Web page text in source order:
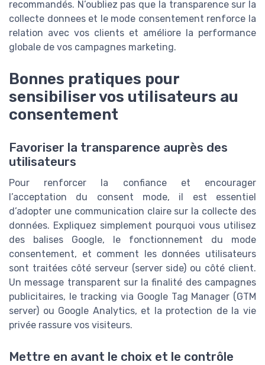
recommandés. N’oubliez pas que la transparence sur la
collecte donnees et le mode consentement renforce la
relation avec vos clients et améliore la performance
globale de vos campagnes marketing.
Bonnes pratiques pour
sensibiliser vos utilisateurs au
consentement
Favoriser la transparence auprès des
utilisateurs
Pour renforcer la confiance et encourager
l’acceptation du consent mode, il est essentiel
d’adopter une communication claire sur la collecte des
données. Expliquez simplement pourquoi vous utilisez
des balises Google, le fonctionnement du mode
consentement, et comment les données utilisateurs
sont traitées côté serveur (server side) ou côté client.
Un message transparent sur la finalité des campagnes
publicitaires, le tracking via Google Tag Manager (GTM
server) ou Google Analytics, et la protection de la vie
privée rassure vos visiteurs.
Mettre en avant le choix et le contrôle